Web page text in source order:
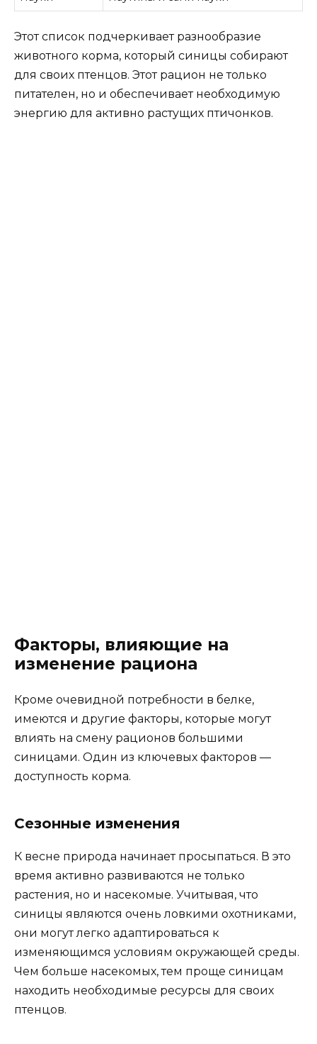
Этот список подчеркивает разнообразие
животного корма, который синицы собирают
для своих птенцов. Этот рацион не только
питателен, но и обеспечивает необходимую
энергию для активно растущих птичонков.
Факторы, влияющие на
изменение рациона
Кроме очевидной потребности в белке,
имеются и другие факторы, которые могут
влиять на смену рационов большими
синицами. Один из ключевых факторов —
доступность корма.
Сезонные изменения
К весне природа начинает просыпаться. В это
время активно развиваются не только
растения, но и насекомые. Учитывая, что
синицы являются очень ловкими охотниками,
они могут легко адаптироваться к
изменяющимся условиям окружающей среды.
Чем больше насекомых, тем проще синицам
находить необходимые ресурсы для своих
птенцов.